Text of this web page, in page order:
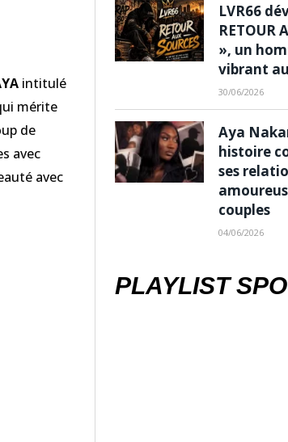
intitulé
mérite
de
avec
avec
LVR66
RETOUR
», un
vibrant
30/06/2026
Aya
histoire
ses
couples
04/06/2026
PLAYLIST